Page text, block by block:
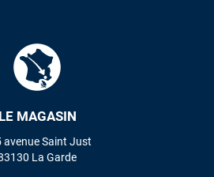
LE MAGASIN
avenue Saint Just
La Garde
TOUS LES AVIS